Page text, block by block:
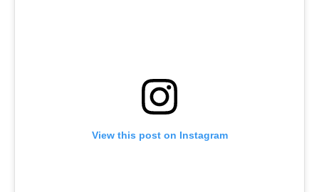
View this post on Instagram